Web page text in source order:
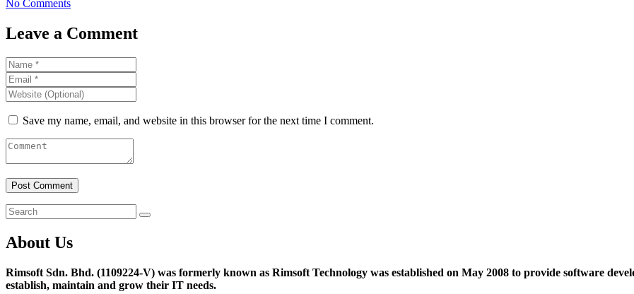
No Comments
Leave a Comment
Save my name, email, and website in this browser for the next time I comment.
About Us
Rimsoft Sdn. Bhd. (1109224-V) was formerly known as Rimsoft Technology was established on May 2008 to provide software
establish, maintain and grow their IT needs.